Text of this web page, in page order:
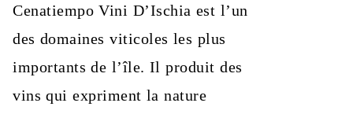
Cenatiempo Vini D’Ischia est l’un
des domaines viticoles les plus
importants de l’île. Il produit des
vins qui expriment la nature